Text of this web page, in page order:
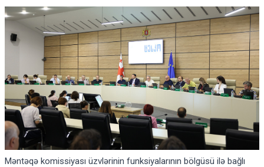
Məntəqə komissiyası üzvlərinin funksiyalarının bölgüsü ilə bağlı